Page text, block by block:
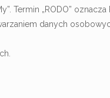
Termin „RODO”
danych